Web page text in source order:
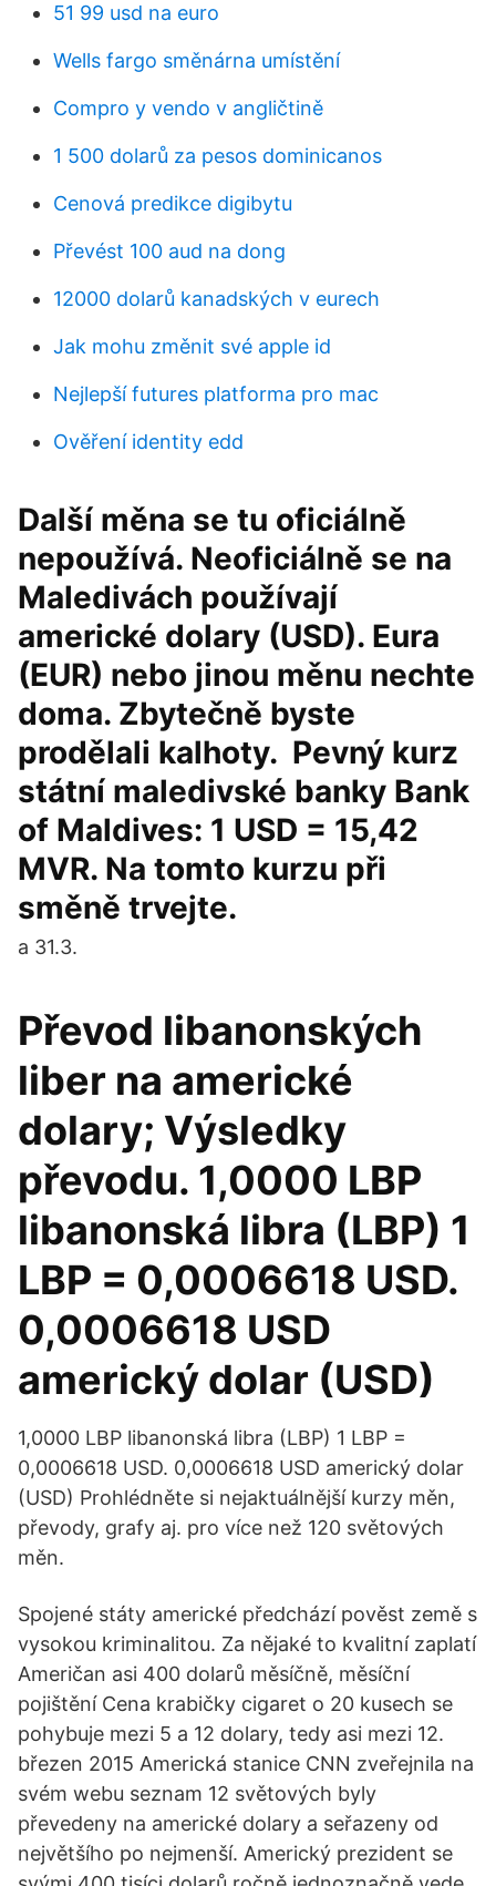
51 99 usd na euro
Wells fargo směnárna umístění
Compro y vendo v angličtině
1 500 dolarů za pesos dominicanos
Cenová predikce digibytu
Převést 100 aud na dong
12000 dolarů kanadských v eurech
Jak mohu změnit své apple id
Nejlepší futures platforma pro mac
Ověření identity edd
Další měna se tu oficiálně
nepoužívá. Neoficiálně se na
Maledivách používají
americké dolary (USD). Eura
(EUR) nebo jinou měnu nechte
doma. Zbytečně byste
prodělali kalhoty. Pevný kurz
státní maledivské banky Bank
of Maldives: 1 USD = 15,42
MVR. Na tomto kurzu při
směně trvejte.
a 31.3.
Převod libanonských
liber na americké
dolary; Výsledky
převodu. 1,0000 LBP
libanonská libra (LBP) 1
LBP = 0,0006618 USD.
0,0006618 USD
americký dolar (USD)
1,0000 LBP libanonská libra (LBP) 1 LBP =
0,0006618 USD. 0,0006618 USD americký dolar
(USD) Prohlédněte si nejaktuálnější kurzy měn,
převody, grafy aj. pro více než 120 světových
měn.
Spojené státy americké předchází pověst země s
vysokou kriminalitou. Za nějaké to kvalitní zaplatí
Američan asi 400 dolarů měsíčně, měsíční
pojištění Cena krabičky cigaret o 20 kusech se
pohybuje mezi 5 a 12 dolary, tedy asi mezi 12.
březen 2015 Americká stanice CNN zveřejnila na
svém webu seznam 12 světových byly
převedeny na americké dolary a seřazeny od
největšího po nejmenší. Americký prezident se